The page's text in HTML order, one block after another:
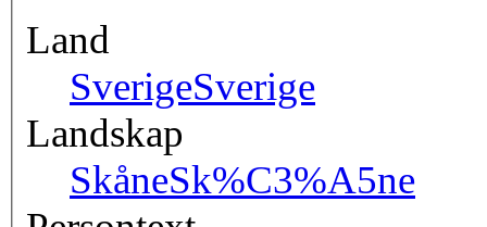
Land
SverigeSverige
Landskap
SkåneSk%C3%A5ne